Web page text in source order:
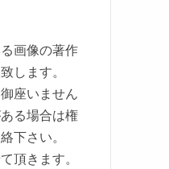
画像の著作
します。
座いません
る場合は権
下さい。
頂きます。